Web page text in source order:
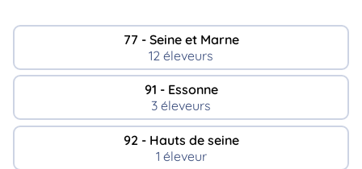
77 - Seine et Marne
12 éleveurs
91 - Essonne
3 éleveurs
92 - Hauts de seine
1 éleveur